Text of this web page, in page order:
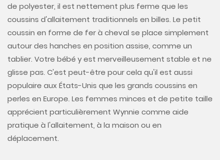
de polyester, il est nettement plus ferme que les
coussins d'allaitement traditionnels en billes. Le petit
coussin en forme de fer à cheval se place simplement
autour des hanches en position assise, comme un
tablier. Votre bébé y est merveilleusement stable et ne
glisse pas. C'est peut-être pour cela qu'il est aussi
populaire aux États-Unis que les grands coussins en
perles en Europe. Les femmes minces et de petite taille
apprécient particulièrement Wynnie comme aide
pratique à l'allaitement, à la maison ou en
déplacement.